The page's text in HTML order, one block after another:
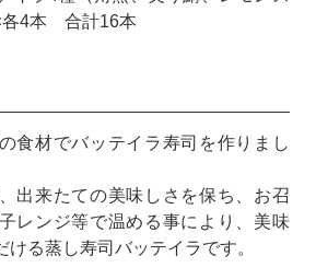
各4本 合計16本
食材でバッテイラ寿司を作りまし
出来たての美味しさを保ち、お召
レンジ等で温める事により、美味
ける蒸し寿司バッテイラです。